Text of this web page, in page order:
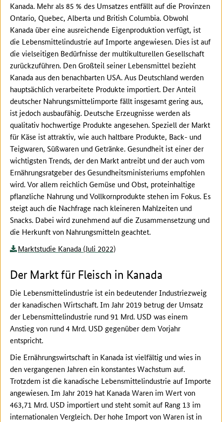
Kanada. Mehr als 85 % des Umsatzes entfällt auf die Provinzen
Ontario, Quebec, Alberta und British Columbia. Obwohl
Kanada über eine ausreichende Eigenproduktion verfügt, ist
die Lebensmittelindustrie auf Importe angewiesen. Dies ist auf
die vielseitigen Bedürfnisse der multikulturellen Gesellschaft
zurückzuführen. Den Großteil seiner Lebensmittel bezieht
Kanada aus den benachbarten USA. Aus Deutschland werden
hauptsächlich verarbeitete Produkte importiert. Der Anteil
deutscher Nahrungsmittelimporte fällt insgesamt gering aus,
ist jedoch ausbaufähig. Deutsche Erzeugnisse werden als
qualitativ hochwertige Produkte angesehen. Speziell der Markt
für Käse ist attraktiv, wie auch haltbare Produkte, Back- und
Teigwaren, Süßwaren und Getränke. Gesundheit ist einer der
wichtigsten Trends, der den Markt antreibt und der auch vom
Ernährungsratgeber des Gesundheitsministeriums empfohlen
wird. Vor allem reichlich Gemüse und Obst, proteinhaltige
pflanzliche Nahrung und Vollkornprodukte stehen im Fokus. Es
steigt auch die Nachfrage nach kleineren Mahlzeiten und
Snacks. Dabei wird zunehmend auf die Zusammensetzung und
die Herkunft von Nahrungsmitteln geachtet.
Marktstudie Kanada (Juli 2022)
Der Markt für Fleisch in Kanada
Die Lebensmittelindustrie ist ein bedeutender Industriezweig
der kanadischen Wirtschaft. Im Jahr 2019 betrug der Umsatz
der Lebensmittelindustrie rund 91 Mrd. USD was einem
Anstieg von rund 4 Mrd. USD gegenüber dem Vorjahr
entspricht.
Die Ernährungswirtschaft in Kanada ist vielfältig und wies in
den vergangenen Jahren ein konstantes Wachstum auf.
Trotzdem ist die kanadische Lebensmittelindustrie auf Importe
angewiesen. Im Jahr 2019 hat Kanada Waren im Wert von
463,71 Mrd. USD importiert und steht somit auf Rang 13 im
internationalen Vergleich. Der hohe Import von Waren ist in